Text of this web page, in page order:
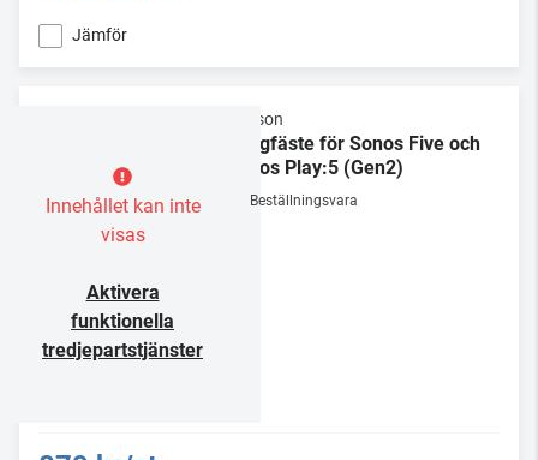
Jämför
Innehållet kan inte
visas
Aktivera
funktionella
tredjepartstjänster
Flexson
Väggfäste för Sonos Five och
Sonos Play:5 (Gen2)
Beställningsvara